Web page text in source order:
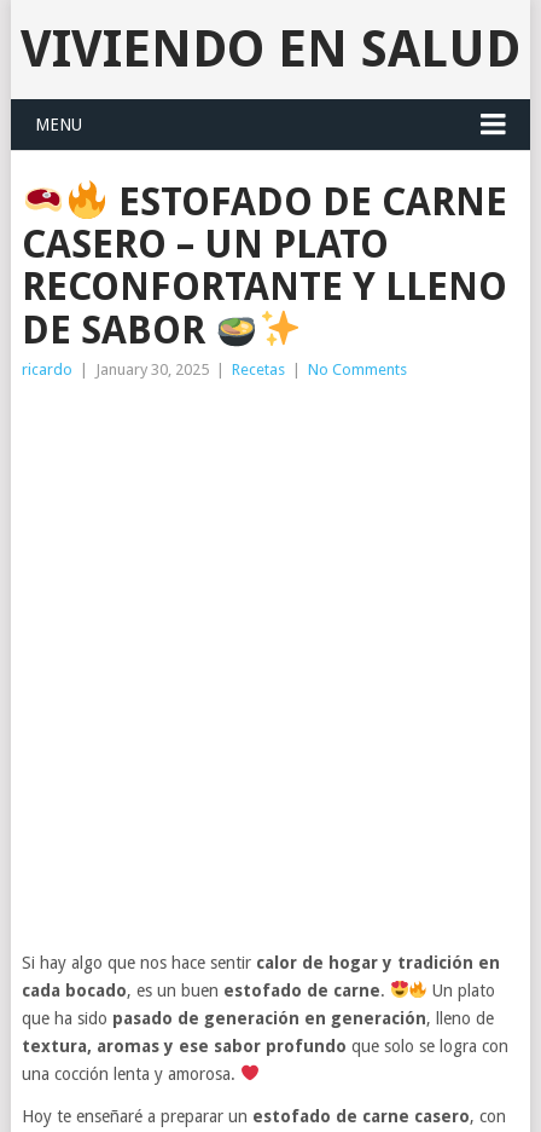
VIVIENDO EN SALUD
MENU
ESTOFADO DE CARNE
CASERO – UN PLATO
RECONFORTANTE Y LLENO
DE SABOR
ricardo | January 30, 2025 | Recetas | No Comments
Si hay algo que nos hace sentir calor de hogar y tradición en
cada bocado, es un buen estofado de carne.
Un plato
que ha sido pasado de generación en generación, lleno de
textura, aromas y ese sabor profundo que solo se logra con
una cocción lenta y amorosa.
Hoy te enseñaré a preparar un estofado de carne casero, con